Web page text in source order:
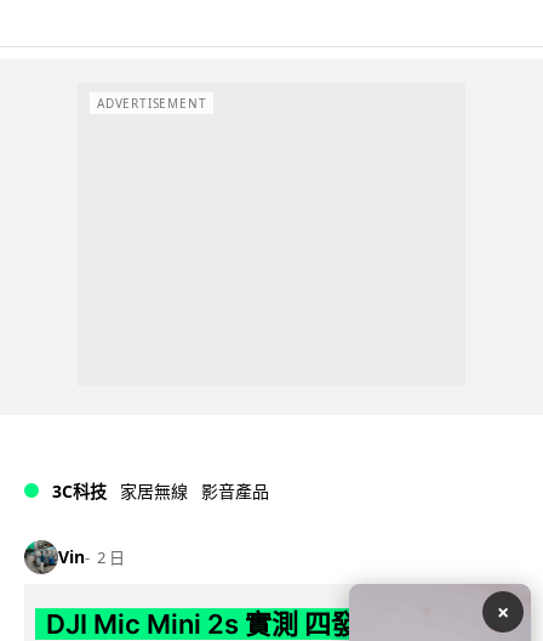
ADVERTISEMENT
3C科技 家居無線 影音產品
Vin 2 日
DJI Mic Mini 2s 實測 四發一收同步獨 ×